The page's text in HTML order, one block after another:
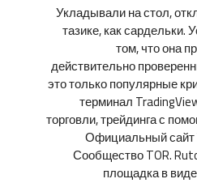
Укладывали на стол,
тазике, как сардельки.
том, что она
действительно
это только популярные
терминал
торговли, трейдинга с
Официальный сайт
Сообщество TOR.
площадка в